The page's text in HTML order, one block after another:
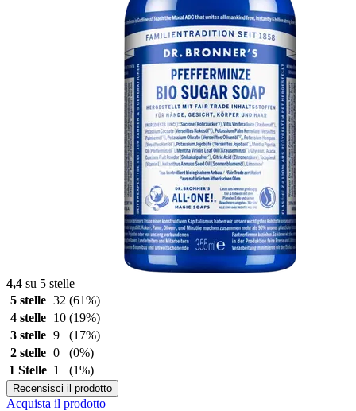
4,4 su 5 stelle
5 stelle 32 (61%)
4 stelle
10 (19%)
3 stelle 9
(17%)
2 stelle 0
(0%)
1 Stelle 1 (1%)
Recensisci il prodotto
Acquista il prodotto